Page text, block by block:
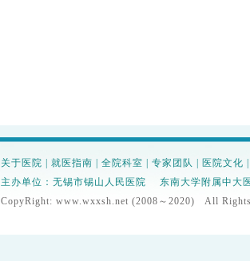
关于医院 就医指南 全院科室 专家团队 医院文化
主办单位：无锡市锡山人民医院 东南大学附属中
CopyRight: www.wxxsh.net (2008～2020) All